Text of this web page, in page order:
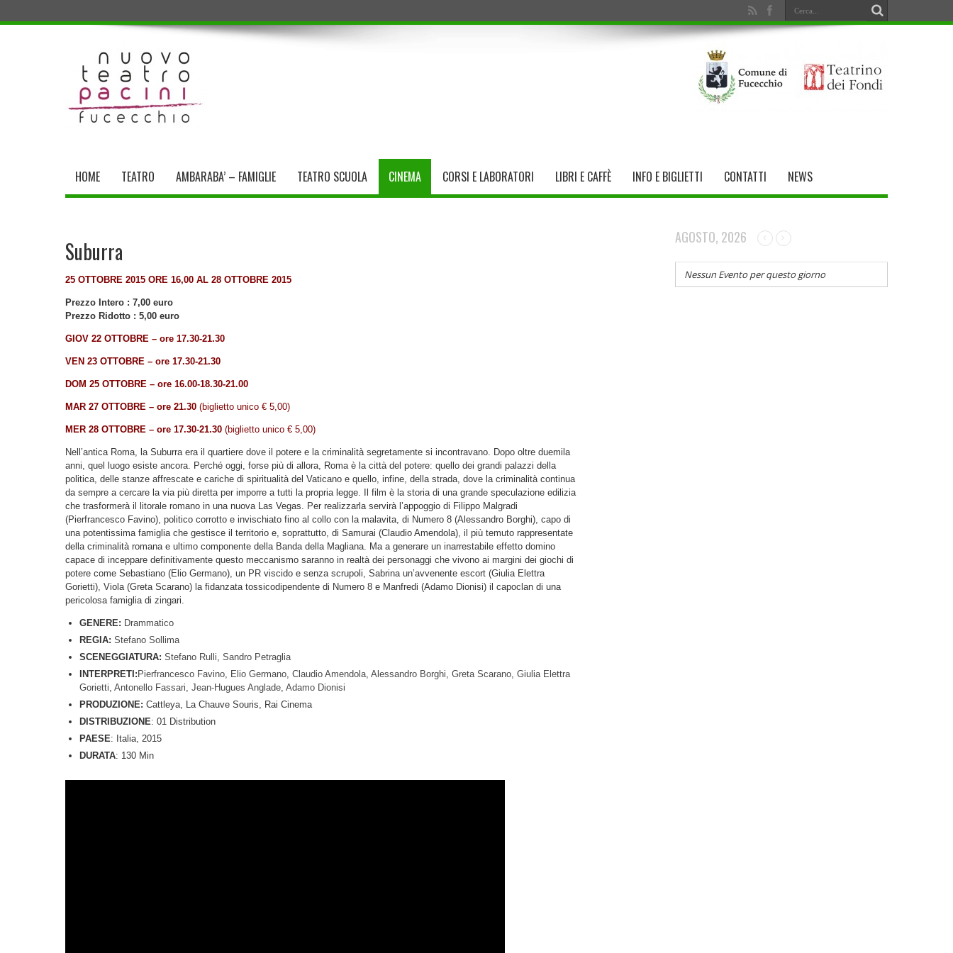
HOME TEATRO AMBARABA’ – FAMIGLIE TEATRO SCUOLA CINEMA CORSI E LABORATORI LIBRI E CAFFÈ INFO E BIGLIETTI CONTATTI NEWS
Suburra
25 OTTOBRE 2015 ORE 16,00 AL 28 OTTOBRE 2015
Prezzo Intero : 7,00 euro
Prezzo Ridotto : 5,00 euro
GIOV 22 OTTOBRE – ore 17.30-21.30
VEN 23 OTTOBRE – ore 17.30-21.30
DOM 25 OTTOBRE – ore 16.00-18.30-21.00
MAR 27 OTTOBRE – ore 21.30 (biglietto unico € 5,00)
MER 28 OTTOBRE – ore 17.30-21.30 (biglietto unico € 5,00)
Nell’antica Roma, la Suburra era il quartiere dove il potere e la criminalità segretamente si incontravano. Dopo oltre duemila
anni, quel luogo esiste ancora. Perché oggi, forse più di allora, Roma è la città del potere: quello dei grandi palazzi della
politica, delle stanze affrescate e cariche di spiritualità del Vaticano e quello, infine, della strada, dove la criminalità continua
da sempre a cercare la via più diretta per imporre a tutti la propria legge. Il film è la storia di una grande speculazione edilizia
che trasformerà il litorale romano in una nuova Las Vegas. Per realizzarla servirà l’appoggio di Filippo Malgradi
(Pierfrancesco Favino), politico corrotto e invischiato fino al collo con la malavita, di Numero 8 (Alessandro Borghi), capo di
una potentissima famiglia che gestisce il territorio e, soprattutto, di Samurai (Claudio Amendola), il più temuto rappresentate
della criminalità romana e ultimo componente della Banda della Magliana. Ma a generare un inarrestabile effetto domino
capace di inceppare definitivamente questo meccanismo saranno in realtà dei personaggi che vivono ai margini dei giochi di
potere come Sebastiano (Elio Germano), un PR viscido e senza scrupoli, Sabrina un’avvenente escort (Giulia Elettra
Gorietti), Viola (Greta Scarano) la fidanzata tossicodipendente di Numero 8 e Manfredi (Adamo Dionisi) il capoclan di una
pericolosa famiglia di zingari.
GENERE: Drammatico
REGIA: Stefano Sollima
SCENEGGIATURA: Stefano Rulli, Sandro Petraglia
INTERPRETI: Pierfrancesco Favino, Elio Germano, Claudio Amendola, Alessandro Borghi, Greta Scarano, Giulia Elettra
Gorietti, Antonello Fassari, Jean-Hugues Anglade, Adamo Dionisi
PRODUZIONE: Cattleya, La Chauve Souris, Rai Cinema
DISTRIBUZIONE: 01 Distribution
PAESE: Italia, 2015
DURATA: 130 Min
AGOSTO, 2026
Nessun Evento per questo giorno